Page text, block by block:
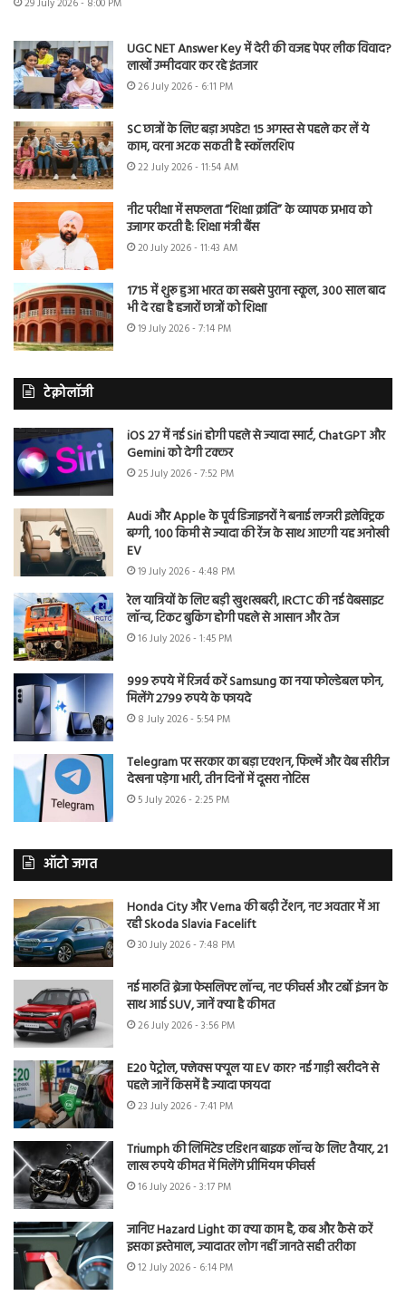
29 July 2026 - 8:00 PM
UGC NET Answer Key में देरी की वजह पेपर लीक विवाद?
लाखों उम्मीदवार कर रहे इंतजार
26 July 2026 - 6:11 PM
SC छात्रों के लिए बड़ा अपडेट! 15 अगस्त से पहले कर लें ये
काम, वरना अटक सकती है स्कॉलरशिप
22 July 2026 - 11:54 AM
नीट परीक्षा में सफलता “शिक्षा क्रांति” के व्यापक प्रभाव को
उजागर करती है: शिक्षा मंत्री बैंस
20 July 2026 - 11:43 AM
1715 में शुरू हुआ भारत का सबसे पुराना स्कूल, 300 साल बाद
भी दे रहा है हजारों छात्रों को शिक्षा
19 July 2026 - 7:14 PM
टेक्नोलॉजी
iOS 27 में नई Siri होगी पहले से ज्यादा स्मार्ट, ChatGPT और
Gemini को देगी टक्कर
25 July 2026 - 7:52 PM
Audi और Apple के पूर्व डिजाइनरों ने बनाई लग्जरी इलेक्ट्रिक
बग्गी, 100 किमी से ज्यादा की रेंज के साथ आएगी यह अनोखी
EV
19 July 2026 - 4:48 PM
रेल यात्रियों के लिए बड़ी खुशखबरी, IRCTC की नई वेबसाइट
लॉन्च, टिकट बुकिंग होगी पहले से आसान और तेज
16 July 2026 - 1:45 PM
999 रुपये में रिजर्व करें Samsung का नया फोल्डेबल फोन,
मिलेंगे 2799 रुपये के फायदे
8 July 2026 - 5:54 PM
Telegram पर सरकार का बड़ा एक्शन, फिल्में और वेब सीरीज
देखना पड़ेगा भारी, तीन दिनों में दूसरा नोटिस
5 July 2026 - 2:25 PM
ऑटो जगत
Honda City और Verna की बढ़ी टेंशन, नए अवतार में आ
रही Skoda Slavia Facelift
30 July 2026 - 7:48 PM
नई मारुति ब्रेजा फेसलिफ्ट लॉन्च, नए फीचर्स और टर्बो इंजन के
साथ आई SUV, जानें क्या है कीमत
26 July 2026 - 3:56 PM
E20 पेट्रोल, फ्लेक्स फ्यूल या EV कार? नई गाड़ी खरीदने से
पहले जानें किसमें है ज्यादा फायदा
23 July 2026 - 7:41 PM
Triumph की लिमिटेड एडिशन बाइक लॉन्च के लिए तैयार, 21
लाख रुपये कीमत में मिलेंगे प्रीमियम फीचर्स
16 July 2026 - 3:17 PM
जानिए Hazard Light का क्या काम है, कब और कैसे करें
इसका इस्तेमाल, ज्यादातर लोग नहीं जानते सही तरीका
12 July 2026 - 6:14 PM